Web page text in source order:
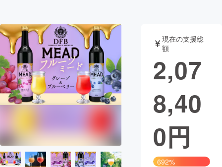
テクノロジー・ガジェット
映像・映画 書籍・雑誌
ビジネス・起業 チャレンジ
まちづくり・地域活性化
CAMPFIRE for Social Good CAMPFIRE Creation
現在の支援総
額
2,07
8,40
0円
692%